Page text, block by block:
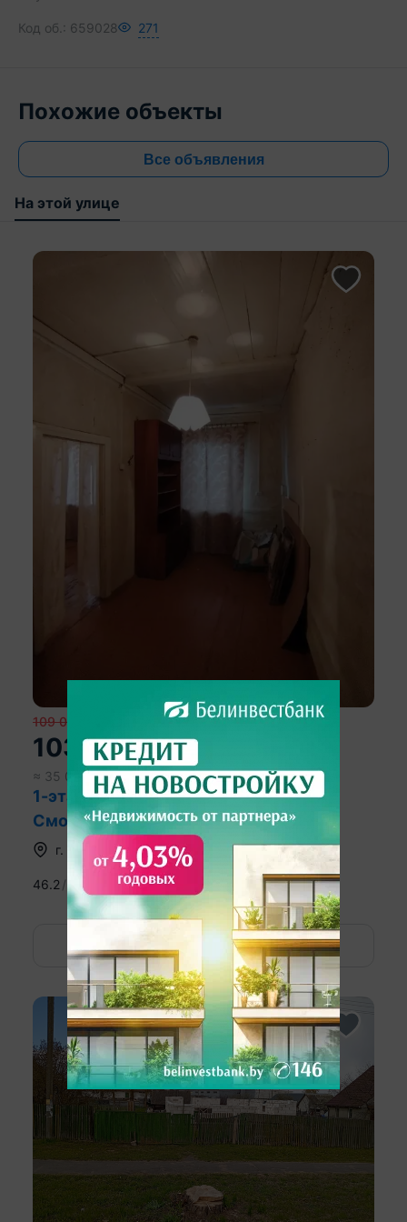
Код об.: 659028 271
Похожие объекты
Все объявления
На этой улице
109 091
103 194 р.
≈ 35 000 $
1-этажный дом, г. Смолевичи,
Смолевичский р-н, ул. Советская
г. Смолевичи, ул. Советская
46.2 39.8 6.4м2 11 соток
Показать номер